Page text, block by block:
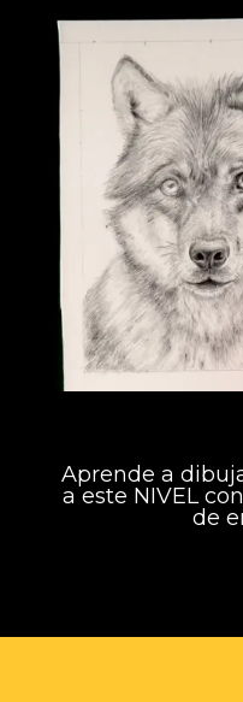
Aprende a
a este NIVEL
de